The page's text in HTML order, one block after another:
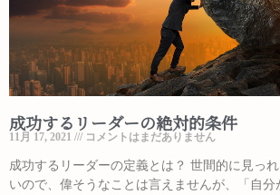
成功するリーダーの絶対的条件
11月 17, 2021 コメントはまだありません
成功するリーダーの定義とは？ 世間的に見っ
いので、偉そうなことは言えませんが、「自分